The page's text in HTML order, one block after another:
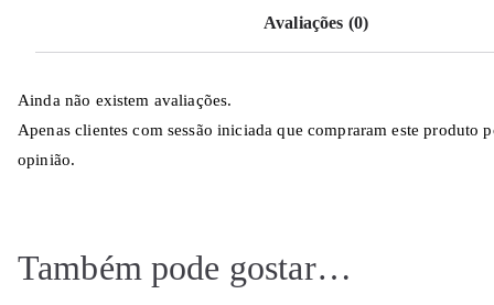
Avaliações (0)
Ainda não existem avaliações.
Apenas clientes com sessão iniciada que compraram este produto
opinião.
Também pode gostar…